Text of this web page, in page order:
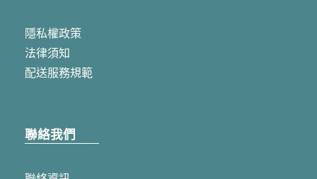
隱私權政策
法律須知
配送服務規範
聯絡我們